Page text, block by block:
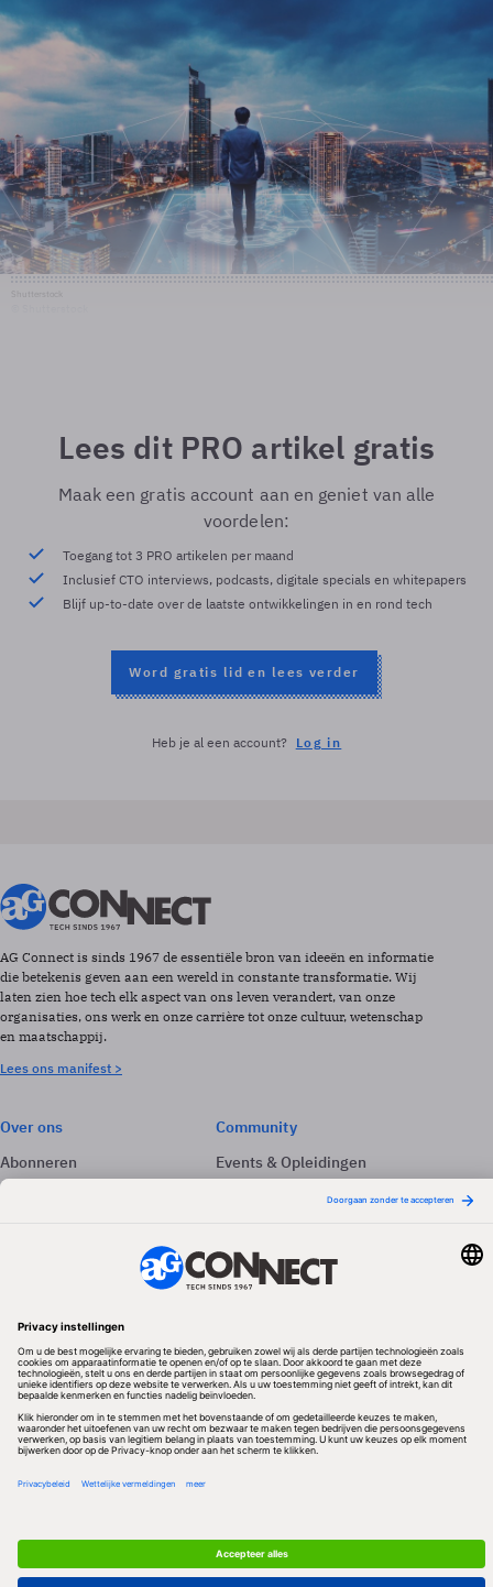
Lees dit PRO artikel gratis
Maak een gratis account aan en geniet van alle
voordelen:
Toegang tot 3 PRO artikelen per maand
Inclusief CTO interviews, podcasts, digitale specials en whitepapers
Blijf up-to-date over de laatste ontwikkelingen in en rond tech
Word gratis lid en lees verder
Heb je al een account? Log in
AG Connect is sinds 1967 de essentiële bron van ideeën en informatie
die betekenis geven aan een wereld in constante transformatie. Wij
laten zien hoe tech elk aspect van ons leven verandert, van onze
organisaties, ons werk en onze carrière tot onze cultuur, wetenschap
en maatschappij.
Lees ons manifest >
Over ons
Abonneren
Adverteren
Community
Events & Opleidingen
Volg ons
Redactionele partner
Algemene Voorwaarden & Copyrights